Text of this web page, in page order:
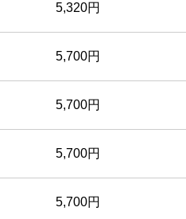
5,320円
5,700円
5,700円
5,700円
5,700円